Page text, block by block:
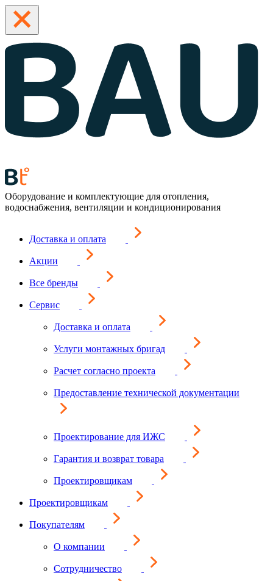
Оборудование и комплектующие для отопления,
водоснабжения, вентиляции и кондиционирования
Доставка и оплата
Акции
Все бренды
Сервис
Доставка и оплата
Услуги монтажных бригад
Расчет согласно проекта
Предоставление технической документации
Проектирование для ИЖС
Гарантия и возврат товара
Проектировщикам
Проектировщикам
Покупателям
О компании
Сотрудничество